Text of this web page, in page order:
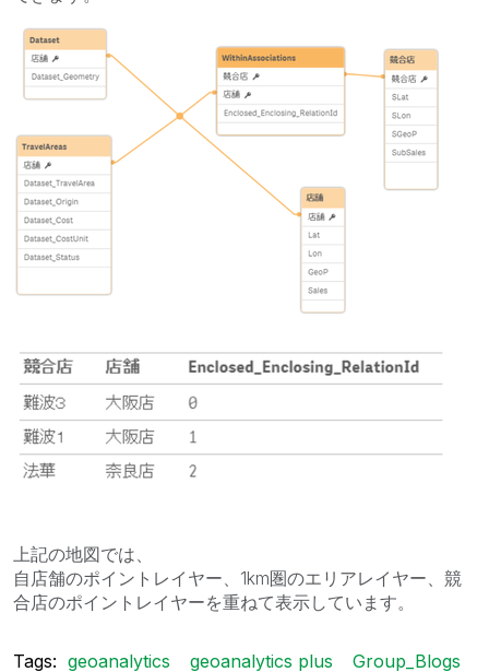
上記の地図では、
自店舗のポイントレイヤー、1km圏のエリアレイヤー、競
合店のポイントレイヤーを重ねて表示しています。
Tags: geoanalytics geoanalytics plus
Group_Blogs